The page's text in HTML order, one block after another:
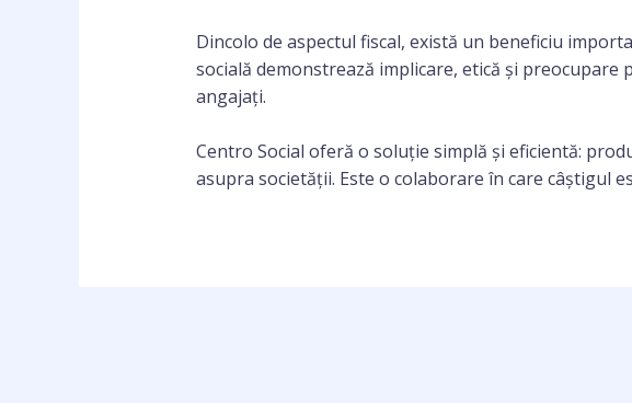
Dincolo de aspectul fiscal, există un beneficiu
socială demonstrează implicare, etică și
angajați.
Centro Social oferă o soluție simplă și eficientă:
asupra societății. Este o colaborare în care